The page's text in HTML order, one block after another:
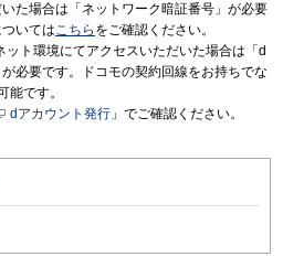
た場合は「ネットワーク暗証番号」が必要
いてはこちら をご確認ください。
ト環境にてアクセスいただいた場合は「d
必要です。ドコモの契約回線をお持ちでな
能です。
dアカウント発行 」でご確認ください。